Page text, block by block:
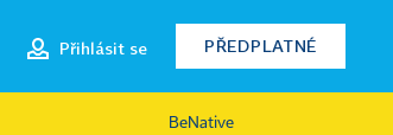
Přihlásit se PŘEDPLATNÉ
BeNative